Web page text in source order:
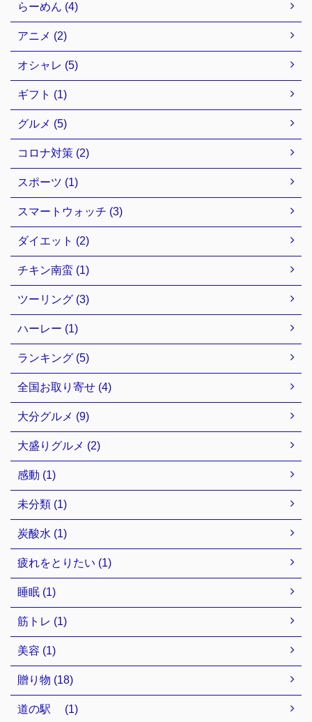
らーめん (4)
アニメ (2)
オシャレ (5)
ギフト (1)
グルメ (5)
コロナ対策 (2)
スポーツ (1)
スマートウォッチ (3)
ダイエット (2)
チキン南蛮 (1)
ツーリング (3)
ハーレー (1)
ランキング (5)
全国お取り寄せ (4)
大分グルメ (9)
大盛りグルメ (2)
感動 (1)
未分類 (1)
炭酸水 (1)
疲れをとりたい (1)
睡眠 (1)
筋トレ (1)
美容 (1)
贈り物 (18)
道の駅 (1)